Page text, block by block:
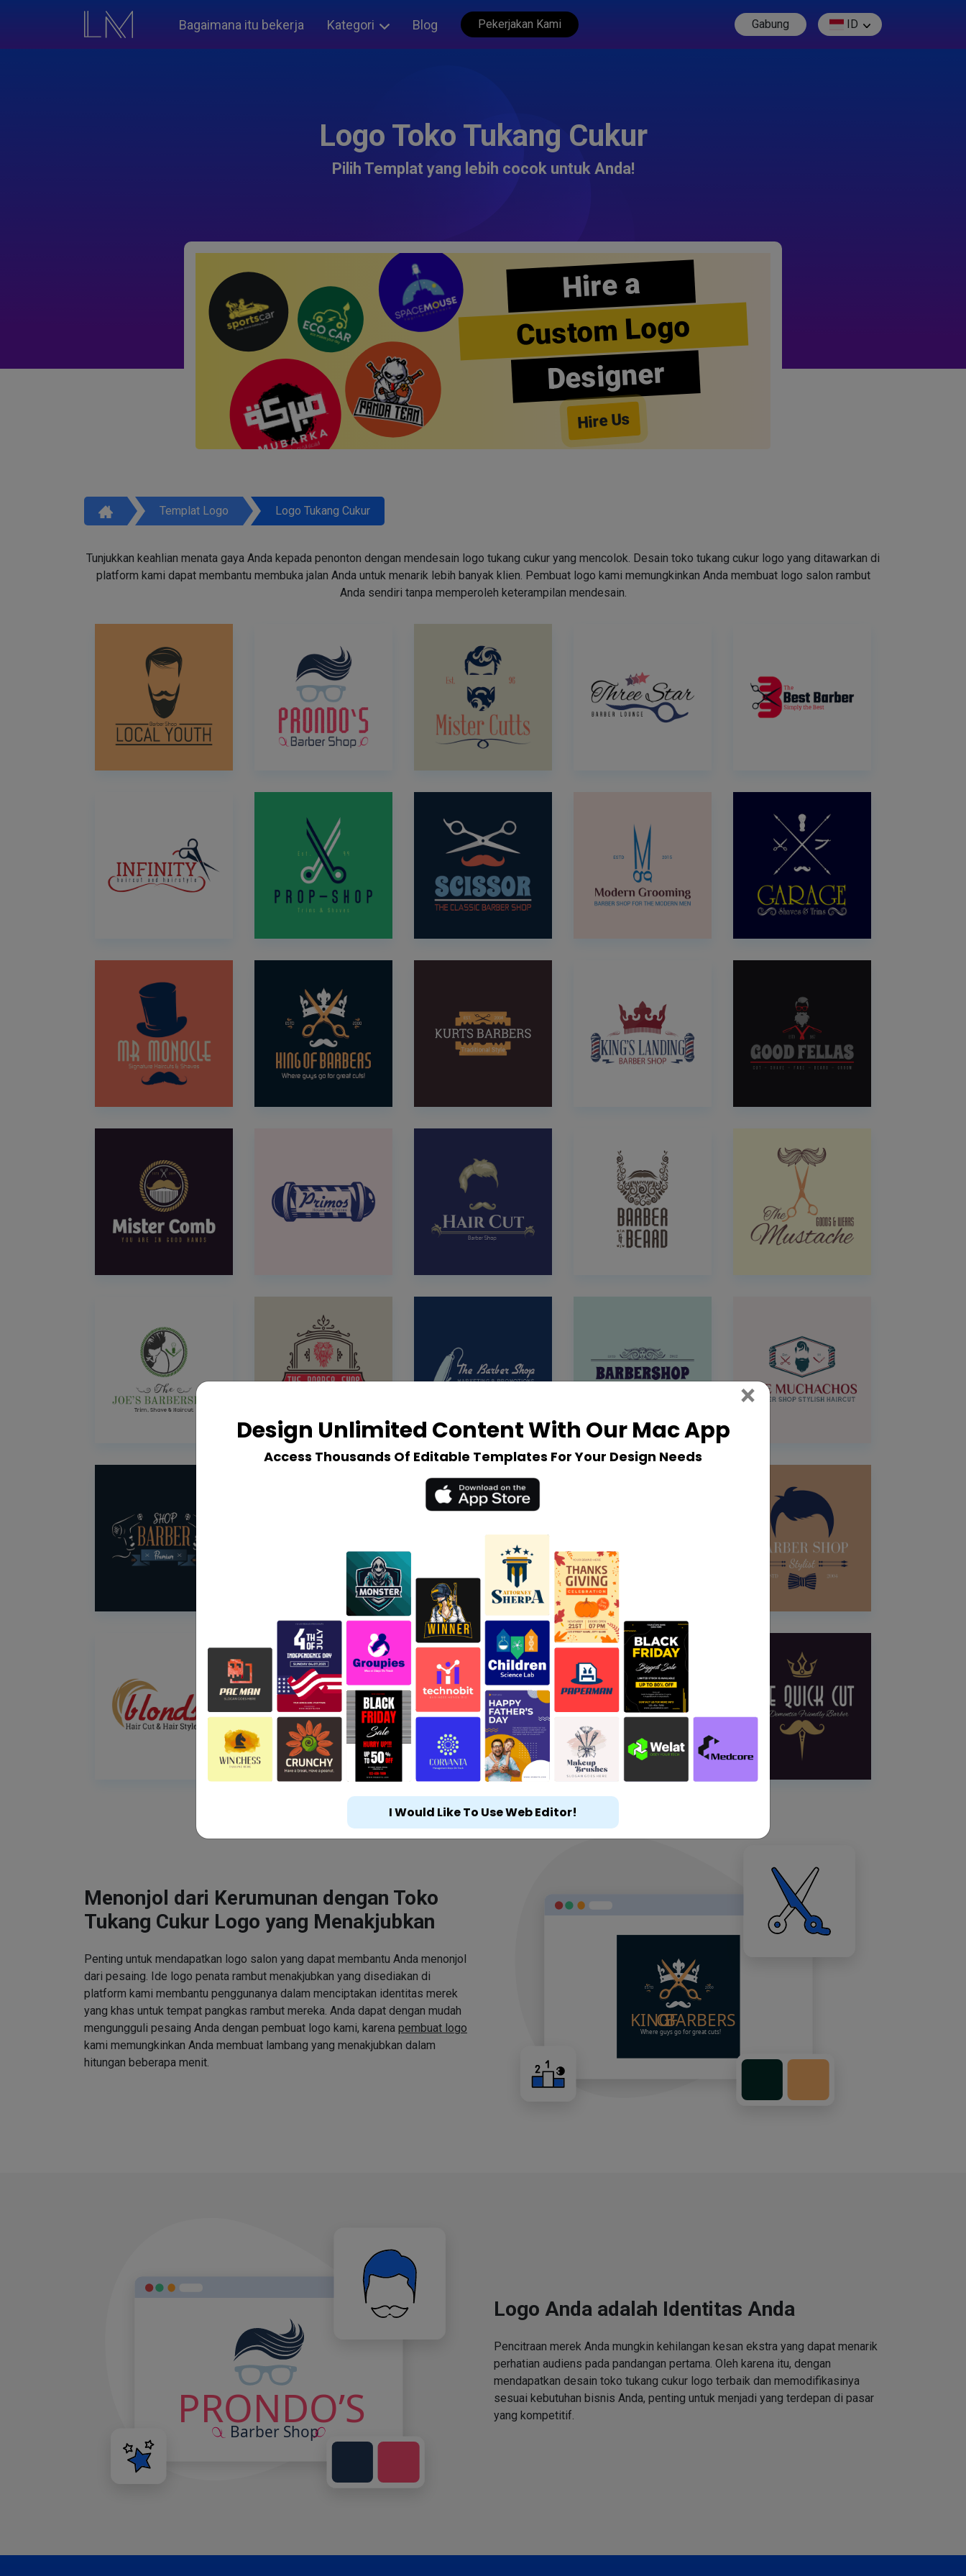
Bagaimana itu bekerja Kategori Blog Pekerjakan Kami Gabung ID
Logo Toko Tukang Cukur
Pilih Templat yang lebih cocok untuk Anda!
Hire a
Custom Logo
Designer
Hire Us
Templat Logo Logo Tukang Cukur
Tunjukkan keahlian menata gaya Anda kepada penonton dengan mendesain logo tukang cukur yang mencolok. Desain toko tukang cukur logo yang ditawarkan di
platform kami dapat membantu membuka jalan Anda untuk menarik lebih banyak klien. Pembuat logo kami memungkinkan Anda membuat logo salon rambut
Anda sendiri tanpa memperoleh keterampilan mendesain.
Menonjol dari Kerumunan dengan Toko
Tukang Cukur Logo yang Menakjubkan
Penting untuk mendapatkan logo salon yang dapat membantu Anda menonjol
dari pesaing. Ide logo penata rambut menakjubkan yang disediakan di
platform kami membantu penggunanya dalam menciptakan identitas merek
yang khas untuk tempat pangkas rambut mereka. Anda dapat dengan mudah
mengungguli pesaing Anda dengan pembuat logo kami, karena pembuat logo
kami memungkinkan Anda membuat lambang yang menakjubkan dalam
hitungan beberapa menit.
Logo Anda adalah Identitas Anda
Pencitraan merek Anda mungkin kehilangan kesan ekstra yang dapat menarik
perhatian audiens pada pandangan pertama. Oleh karena itu, dengan
mendapatkan desain toko tukang cukur logo terbaik dan memodifikasinya
sesuai kebutuhan bisnis Anda, penting untuk menjadi yang terdepan di pasar
yang kompetitif.
Design Unlimited Content With Our Mac App
Access Thousands Of Editable Templates For Your Design Needs
× Close
I Would Like To Use Web Editor!